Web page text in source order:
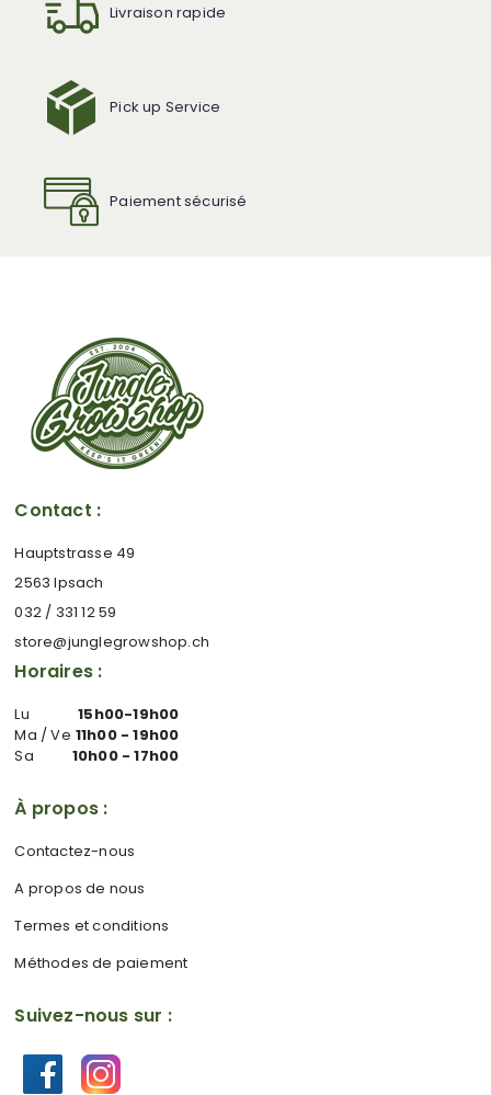
Livraison rapide
Pick up Service
Paiement sécurisé
Contact :
Hauptstrasse 49
2563 Ipsach
032 / 331 12 59
store@junglegrowshop.ch
Horaires :
Lu
15h00-19h00
Ma / Ve 11h00 - 19h00
Sa
10h00 - 17h00
À propos :
Contactez-nous
A propos de nous
Termes et conditions
Méthodes de paiement
Suivez-nous sur :